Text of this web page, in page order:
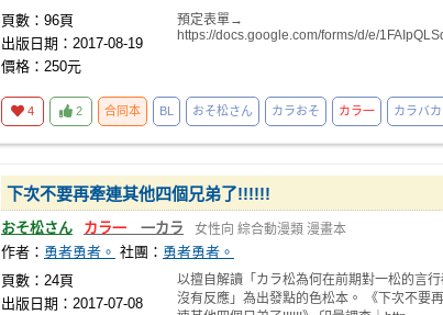
頁數：96頁
出版日期：2017-08-19
價格：250元
預定表單→
4 2 合同本 BL おそ松さん カラおそ カラ一 カラバカ
下次不要再牽連其他四個兄弟了!!!!!!
おそ松さん カラ一 一カラ 女性向 綜合動漫類 漫畫本
作者： 勇者勇者。 社團： 勇者勇者。
頁數：24頁
出版日期：2017-07-08
以擅自解讀「カラ松為何在前期對一松的言
沒有反應」為出發點的色松本。 《下次不要